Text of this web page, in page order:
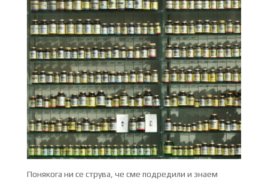
Понякога ни се струва, че сме подредили и знаем